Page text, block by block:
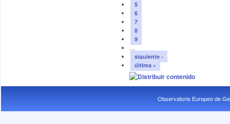
5
6
7
8
9
…
siguiente ›
última »
Observatorio Europeo de